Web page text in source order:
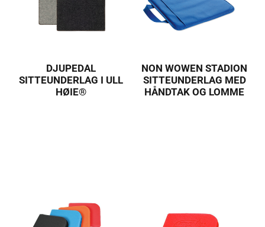
DJUPEDAL
SITTEUNDERLAG I ULL
HØIE®
NON WOWEN STADION
SITTEUNDERLAG MED
HÅNDTAK OG LOMME